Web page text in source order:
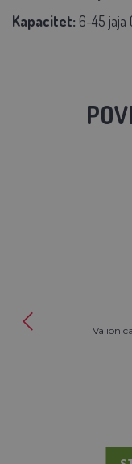
Kapacitet: 6-45 jaja